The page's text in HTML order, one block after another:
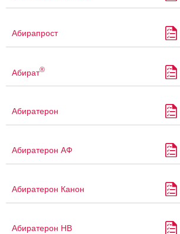
Абирапрост
Абират®
Абиратерон
Абиратерон АФ
Абиратерон Канон
Абиратерон НВ